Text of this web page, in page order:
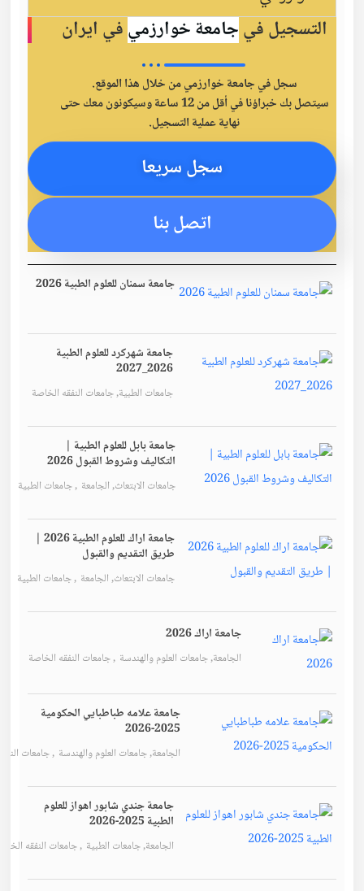
التسجيل فيجامعة خوارزميفي ايران
سجل في جامعة خوارزمي من خلال هذا الموقع.
سيتصل بك خبراؤنا في أقل من 12 ساعة وسيكونون معك حتى
نهاية عملية التسجيل.
سجل سريعا
اتصل بنا
جامعة سمنان للعلوم الطبية 2026
جامعة شهركرد للعلوم الطبية
2026_2027
جامعات الطبية,جامعات النفقه الخاصة
جامعة بابل للعلوم الطبية |
التكاليف وشروط القبول 2026
جامعات الابتعاث,الجامعة ,جامعات الطبية
جامعة اراك للعلوم الطبية 2026 |
طريق التقديم والقبول
جامعات الابتعاث,الجامعة ,جامعات الطبية
جامعة اراك 2026
الجامعة,جامعات العلوم والهندسة ,جامعات النفقه الخاصة
جامعة علامه طباطبايي الحكومية
2025-2026
الجامعة,جامعات العلوم والهندسة ,جامعات
جامعة جندي شابور اهواز للعلوم
الطبية 2025-2026
الجامعة,جامعات الطبية ,جامعات النفقه